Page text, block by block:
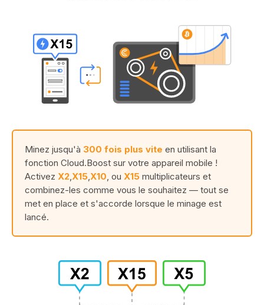
Minez jusqu'à 300 fois plus vite en utilisant la
fonction Cloud.Boost sur votre appareil mobile !
Activez X2 X15 X10 , ou X15 multiplicateurs et
combinez-les comme vous le souhaitez — tout se
met en place et s'accorde lorsque le minage est
lancé.